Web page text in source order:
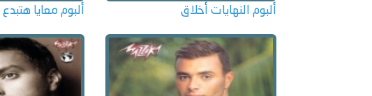
ألبوم النهايات أخلاق ألبوم معايا هتبدع